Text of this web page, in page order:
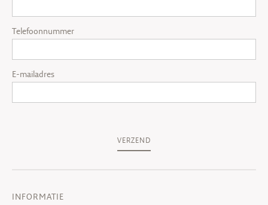
Telefoonnummer
E-mailadres
VERZEND
INFORMATIE